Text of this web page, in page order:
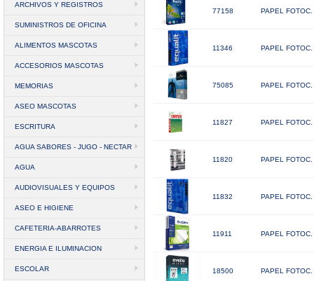
ARCHIVOS Y REGISTROS
SUMINISTROS DE OFICINA
ALIMENTOS MASCOTAS
ACCESORIOS MASCOTAS
MEMORIAS
ASEO MASCOTAS
ESCRITURA
AGUA SABORES - JUGO - NECTAR
AGUA
AUDIOVISUALES Y EQUIPOS
ASEO E HIGIENE
CAFETERIA-ABARROTES
ENERGIA E ILUMINACION
ESCOLAR
77158 PAPEL
11346 PAPEL
75085 PAPEL
11827 PAPEL
11820 PAPEL
11832 PAPEL
11911 PAPEL
18500 PAPEL